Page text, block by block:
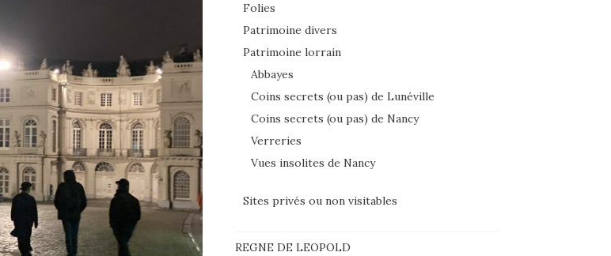
Folies
Patrimoine divers
Patrimoine lorrain
Abbayes
Coins secrets (ou pas) de Lunéville
Coins secrets (ou pas) de Nancy
Verreries
Vues insolites de Nancy
Sites privés ou non visitables
REGNE DE LEOPOLD